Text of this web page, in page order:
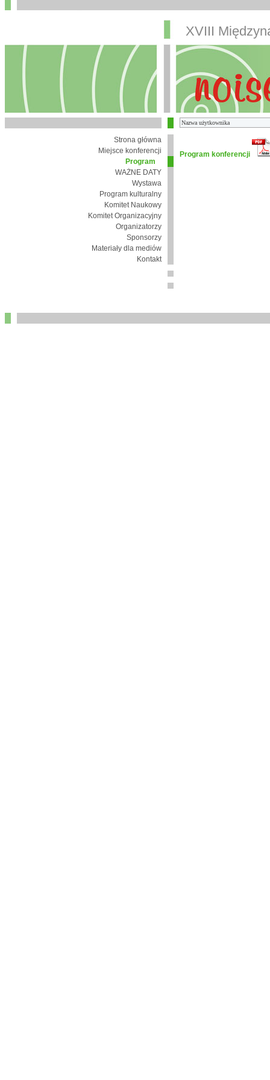
XVIII
Strona główna
Miejsce konferencji
Program
WAŻNE DATY
Wystawa
Program kulturalny
Komitet Naukowy
Komitet Organizacyjny
Organizatorzy
Sponsorzy
Materiały dla mediów
Kontakt
Program konferencji